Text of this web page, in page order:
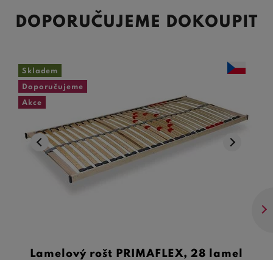
DOPORUČUJEME DOKOUPIT
Skladem
Doporučujeme
Akce
Lamelový rošt PRIMAFLEX, 28 lamel